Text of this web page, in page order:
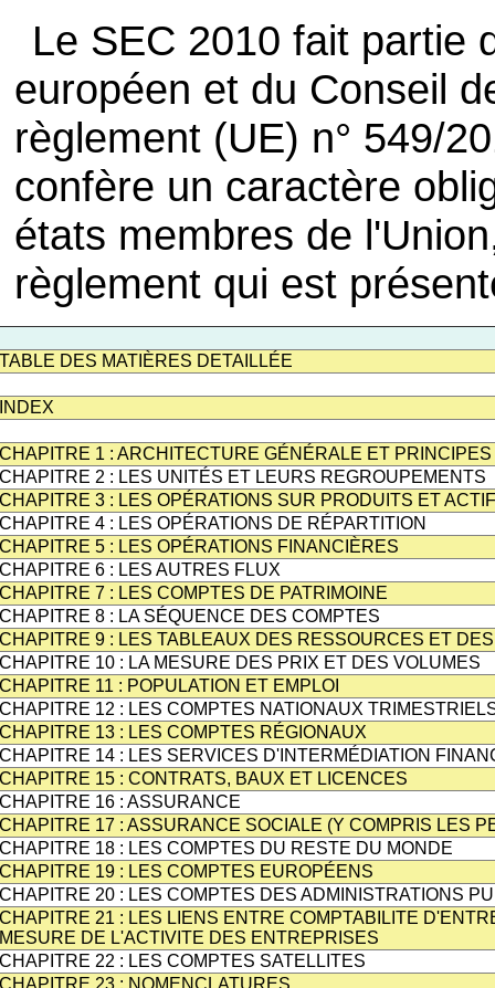
Le SEC 2010 fait partie
européen et du Conseil
règlement (UE) n° 549/
confère un caractère
états membres de
règlement qui est
TABLE DES MATIÈRES DETAILLÉE
INDEX
CHAPITRE 1 : ARCHITECTURE GÉNÉRALE ET
CHAPITRE 2 : LES UNITÉS ET LEURS REGROUPEMENTS
CHAPITRE 3 : LES OPÉRATIONS SUR PRODUITS ET
CHAPITRE 4 : LES OPÉRATIONS DE RÉPARTITION
CHAPITRE 5 : LES OPÉRATIONS FINANCIÈRES
CHAPITRE 6 : LES AUTRES FLUX
CHAPITRE 7 : LES COMPTES DE PATRIMOINE
CHAPITRE 8 : LA SÉQUENCE DES COMPTES
CHAPITRE 9 : LES TABLEAUX DES RESSOURCES ET
CHAPITRE 10 : LA MESURE DES PRIX ET DES VOLUMES
CHAPITRE 11 : POPULATION ET EMPLOI
CHAPITRE 12 : LES COMPTES NATIONAUX
CHAPITRE 13 : LES COMPTES RÉGIONAUX
CHAPITRE 14 : LES SERVICES D'INTERMÉDIATION
CHAPITRE 15 : CONTRATS, BAUX ET LICENCES
CHAPITRE 16 : ASSURANCE
CHAPITRE 17 : ASSURANCE SOCIALE (Y COMPRIS LES
CHAPITRE 18 : LES COMPTES DU RESTE DU MONDE
CHAPITRE 19 : LES COMPTES EUROPÉENS
CHAPITRE 20 : LES COMPTES DES ADMINISTRATIONS
CHAPITRE 21 : LES LIENS ENTRE COMPTABILITE
MESURE DE L'ACTIVITE DES ENTREPRISES
CHAPITRE 22 : LES COMPTES SATELLITES